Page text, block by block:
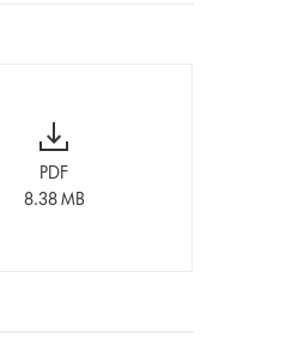
PDF
8.38 MB